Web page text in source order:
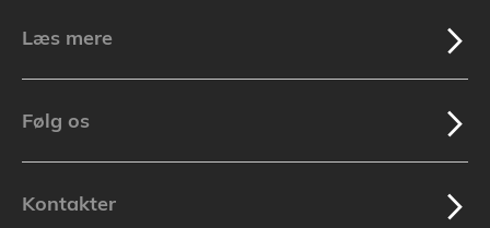
Læs mere
Følg os
Kontakter